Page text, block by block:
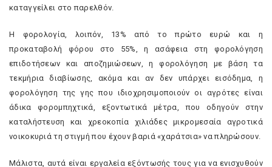
καταγγείλει στο παρελθόν.
Η φορολογία, λοιπόν, 13% από το πρώτο ευρώ και η
προκαταβολή φόρου στο 55%, η ασάφεια στη φορολόγηση
επιδοτήσεων και αποζημιώσεων, η φορολόγηση με βάση τα
τεκμήρια διαβίωσης, ακόμα και αν δεν υπάρχει εισόδημα, η
φορολόγηση της γης που ιδιοχρησιμοποιούν οι αγρότες είναι
άδικα φορομπηχτικά, εξοντωτικά μέτρα, που οδηγούν στην
καταλήστευση και χρεοκοπία χιλιάδες μικρομεσαία αγροτικά
νοικοκυριά τη στιγμή που έχουν βαριά «χαράτσια» να πληρώσουν.
Μάλιστα, αυτά είναι εργαλεία εξόντωσής τους για να ενισχυθούν